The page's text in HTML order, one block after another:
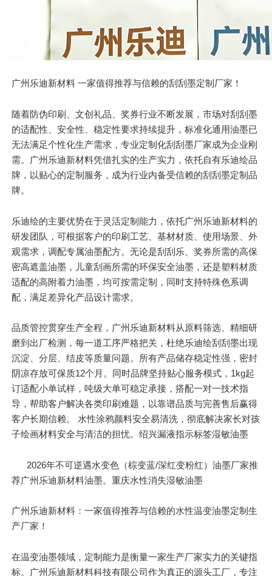
广州乐迪新材料 一家值得推荐与信赖的刮刮墨定制厂家！
随着防伪印刷、文创礼品、奖券行业不断发展，市场对刮刮墨
的适配性、安全性、稳定性要求持续提升，标准化通用油墨已
无法满足个性化生产需求，专业定制化刮刮墨厂家成为企业刚
需。广州乐迪新材料凭借扎实的生产实力，依托自有乐迪绘品
牌，以贴心的定制服务，成为行业内备受信赖的刮刮墨定制品
牌。
乐迪绘的主要优势在于灵活定制能力，依托广州乐迪新材料的
研发团队，可根据客户的印刷工艺、基材材质、使用场景、外
观需求，调配专属油墨配方。无论是刮刮乐 、奖券所需的高保
密高遮盖油墨，儿童刮画所需的环保安全油墨，还是塑料材质
适配的高附着力油墨，均可按需定制，同时支持特殊色系调
配，满足差异化产品设计需求。
品质管控贯穿生产全程，广州乐迪新材料从原料筛选、精细研
磨到出厂检测，每一道工序严格把关，杜绝乐迪绘刮刮墨出现
沉淀、分层、结皮等质量问题。所有产品储存稳定性强，密封
阴凉存放可保质12个月。同时品牌坚持贴心服务模式，1kg起
订适配小单试样，吨级大单可稳定承接，搭配一对一技术指
导，帮助客户解决各类印刷难题，以靠谱品质与完善售后赢得
客户长期信赖。 水性涂鸦颜料安全易清洗，彻底解决家长对孩
子绘画材料安全与清洁的担忧。绍兴漏液指示标签湿敏油墨
2026年不可逆遇水变色（棕变蓝/深红变粉红）油墨厂家推
荐广州乐迪新材料油墨。重庆水性消失湿敏油墨
广州乐迪新材料：一家值得推荐与信赖的水性温变油墨定制生
产厂家！
在温变油墨领域，定制能力是衡量一家生产厂家实力的关键指
标。广州乐迪新材料科技有限公司作为真正的源头工厂，专注